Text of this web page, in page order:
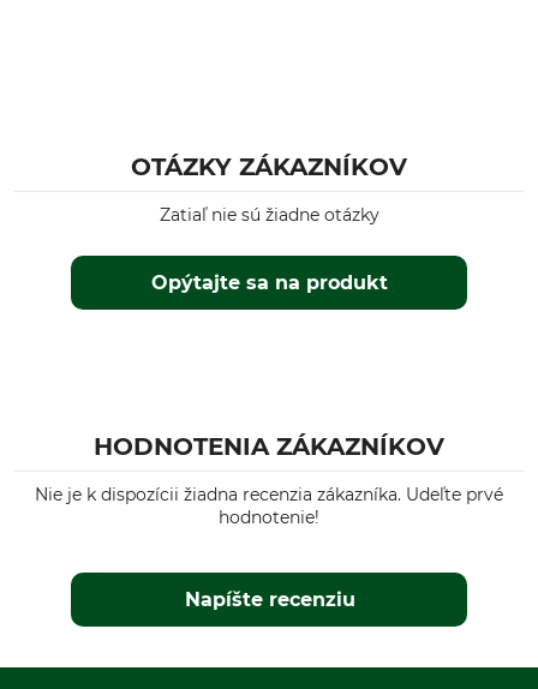
stredný
Komfortný pás
Pre
Dámy
Ročné obdobie
Zima
Strih
nepremokavá
Odolný voči vetru
Výroba
OTÁZKY ZÁKAZNÍKOV
Opýtajte sa na produkt
Zatiaľ nie sú žiadne otázky
HODNOTENIA ZÁKAZNÍKOV
Nie je k dispozícii žiadna recenzia zákazníka. Udeľte prvé
hodnotenie!
Napíšte recenziu